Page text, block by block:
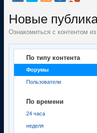
Новые
Ознакомиться с контентом
По типу контента
Форумы
Пользователи
По времени
24 часа
неделя